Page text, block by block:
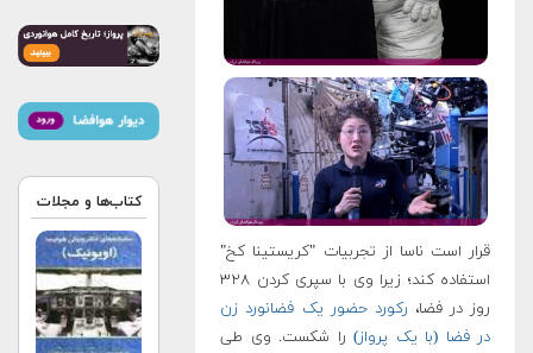
قرار است ناسا از تجربیات "کریستینا کخ"
استفاده کند؛ زیرا وی با سپری کردن ۳۲۸
روز در فضا، رکورد حضور یک فضانورد زن
در فضا (با یک پرواز)را شکست. وی طی
کتاب‌ها و مجلات